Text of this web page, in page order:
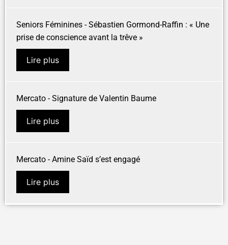
Seniors Féminines - Sébastien Gormond-Raffin : « Une
prise de conscience avant la trêve »
Lire plus
Mercato - Signature de Valentin Baume
Lire plus
Mercato - Amine Saïd s’est engagé
Lire plus